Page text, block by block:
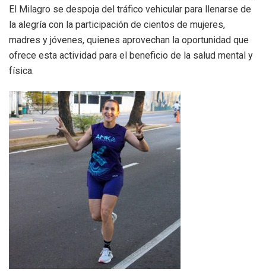
El Milagro se despoja del tráfico vehicular para llenarse de
la alegría con la participación de cientos de mujeres,
madres y jóvenes, quienes aprovechan la oportunidad que
ofrece esta actividad para el beneficio de la salud mental y
física.